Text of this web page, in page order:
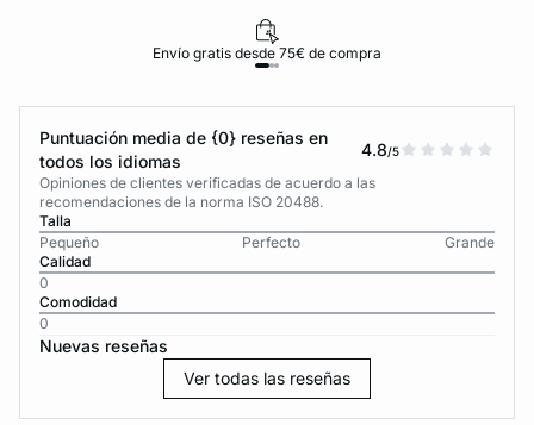
Envío gratis desde 75€ de compra
Puntuación media de {0} reseñas en
todos los idiomas
4.8/5
Opiniones de clientes verificadas de acuerdo a las
recomendaciones de la norma ISO 20488.
Talla
Pequeño
Perfecto
Grande
Calidad
0
Comodidad
0
Nuevas reseñas
Ver todas las reseñas